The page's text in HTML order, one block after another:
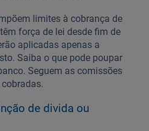
limites à cobrança de
força de lei desde fim de
aplicadas apenas a
Saiba o que pode poupar
Seguem as comissões
de divida ou